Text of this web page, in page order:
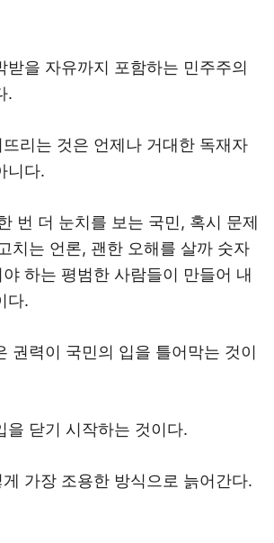
받을 자유까지 포함하는 민주주의
.
리는 것은 언제나 거대한 독재자
니다.
번 더 눈치를 보는 국민, 혹시 문제
치는 언론, 괜한 오해를 살까 숫자
하는 평범한 사람들이 만들어 내
다.
권력이 국민의 입을 틀어막는 것이
을 닫기 시작하는 것이다.
가장 조용한 방식으로 늙어간다.